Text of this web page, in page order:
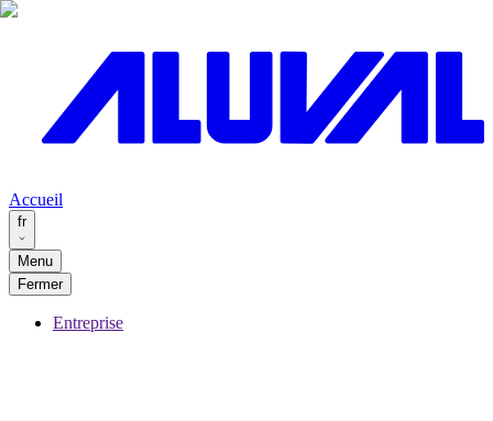
Accueil
fr
Menu
Fermer
Entreprise